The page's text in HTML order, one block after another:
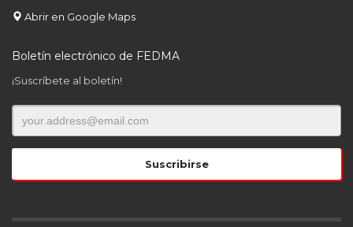
Abrir en Google Maps
Boletín electrónico de FEDMA
¡Suscríbete al boletín!